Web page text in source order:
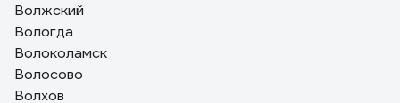
Волжский
Вологда
Волоколамск
Волосово
Волхов